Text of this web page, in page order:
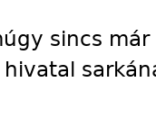
sincs